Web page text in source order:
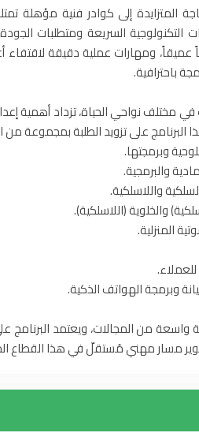
المتزايدة إلى كوادر فنية مؤهلة
التكنولوجية السريعة ومتطلبات
ومهارات عملية دقيقة لاقتفاء
باحترافية.
في مختلف نواحي الحياة، تزداد أهمية
البرنامج على تزويد الطلبة بمجموعة
وبرمجتها.
والبرمجية.
واللاسلكية.
والخلوية (اللاسلكية).
المنزلية.
وبرمجة الهواتف الذكية.
من المجالات، ويعتمد
مسار مهني مُستقلّ في هذا القطاع